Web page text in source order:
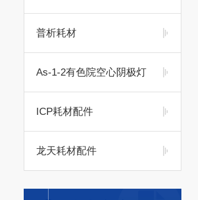
普析耗材
As-1-2有色院空心阴极灯
ICP耗材配件
龙天耗材配件